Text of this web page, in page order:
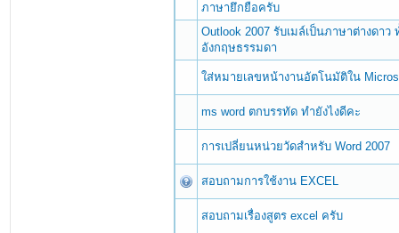
ภาษายึกยือครับ
Outlook 2007 รับเมล์เป็นภาษาต่างดา
อังกฤษธรรมดา
ใส่หมายเลขหน้างานอัตโนมัติใน
ms word ตกบรรทัด ทำยังไงดีคะ
การเปลี่ยนหน่วยวัดสำหรับ Word 2007
สอบถามการใช้งาน EXCEL
สอบถามเรื่องสูตร excel ครับ